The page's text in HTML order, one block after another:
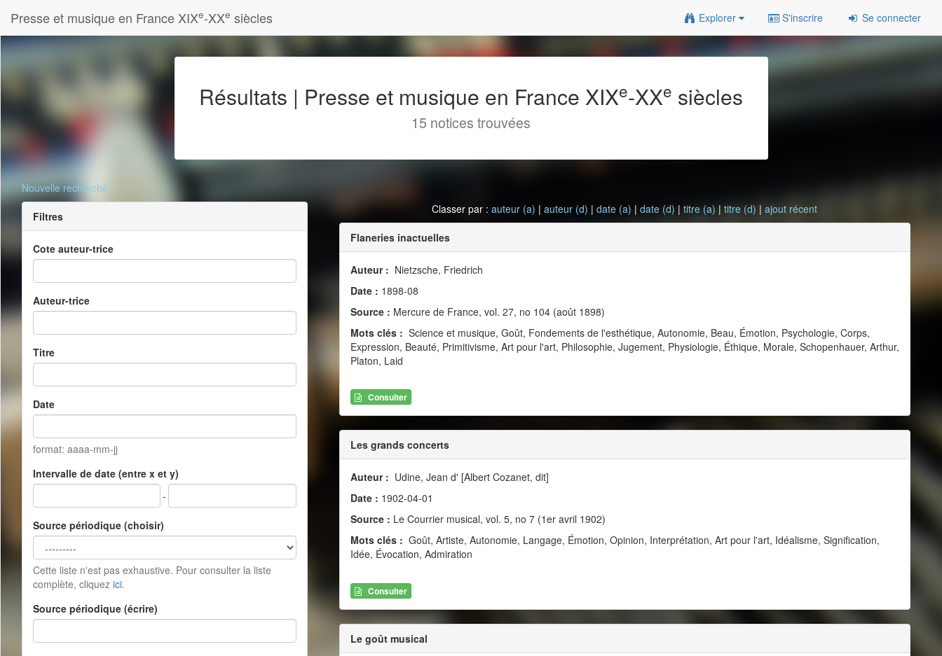
Presse et musique en France XIXe-XXe siècles Explorer S'inscrire Se connecter
Résultats | Presse et musique en France XIXe-XXe siècles
15 notices trouvées
Nouvelle recherche
Filtres
Cote auteur-trice
Auteur-trice
Titre
Date
format: aaaa-mm-jj
Intervalle de date (entre x et y)
-
Source périodique (choisir)
Cette liste n'est pas exhaustive. Pour consulter la liste
complète, cliquez ici.
Source périodique (écrire)
Classer par :auteur (a) |auteur (d) |date (a) |date (d) |titre (a) |titre (d) |ajout récent
Flaneries inactuelles
Auteur : Nietzsche, Friedrich
Date : 1898-08
Source : Mercure de France, vol. 27, no 104 (août 1898)
Mots clés : Science et musique, Goût, Fondements de l'esthétique, Autonomie, Beau, Émotion, Psychologie, Corps,
Expression, Beauté, Primitivisme, Art pour l'art, Philosophie, Jugement, Physiologie, Éthique, Morale, Schopenhauer, Arthur,
Platon, Laid
Consulter
Les grands concerts
Auteur : Udine, Jean d' [Albert Cozanet, dit]
Date : 1902-04-01
Source : Le Courrier musical, vol. 5, no 7 (1er avril 1902)
Mots clés : Goût, Artiste, Autonomie, Langage, Émotion, Opinion, Interprétation, Art pour l'art, Idéalisme, Signification,
Idée, Évocation, Admiration
Consulter
Le goût musical